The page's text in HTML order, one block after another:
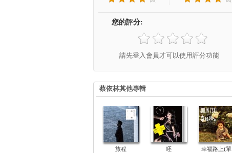
您的評分:
請先登入會員才可以使用評分功能
蔡依林其他專輯
旅程 呸
幸福路上(單